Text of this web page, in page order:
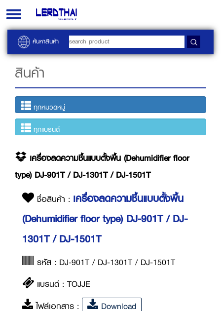
Toggle
navigation
ค้นหาสินค้า
สินค้า
ทุกหมวดหมู่
ทุกแบรนด์
เครื่องลดความชื้นแบบตั้งพื้น (Dehumidifier floor
type) DJ-901T / DJ-1301T / DJ-1501T
ชื่อสินค้า : เครื่องลดความชื้นแบบตั้งพื้น
(Dehumidifier floor type) DJ-901T / DJ-
1301T / DJ-1501T
รหัส : DJ-901T / DJ-1301T / DJ-1501T
แบรนด์ : TOJJE
ไฟล์เอกสาร :
Download